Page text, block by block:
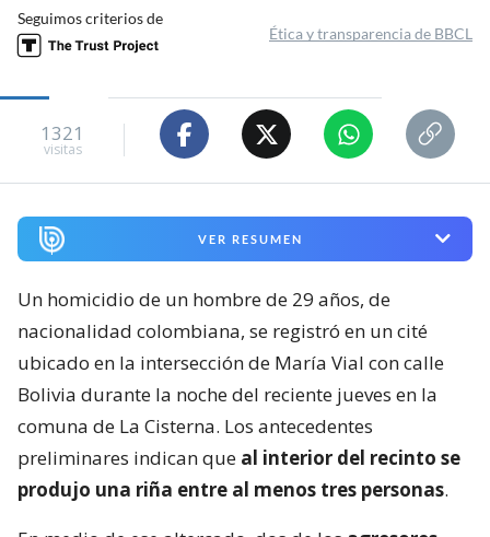
Seguimos criterios de
Ética y transparencia de BBCL
1321
visitas
VER RESUMEN
Un homicidio de un hombre de 29 años, de
nacionalidad colombiana, se registró en un cité
ubicado en la intersección de María Vial con calle
Bolivia durante la noche del reciente jueves en la
comuna de La Cisterna. Los antecedentes
preliminares indican que al interior del recinto se
produjo una riña entre al menos tres personas.